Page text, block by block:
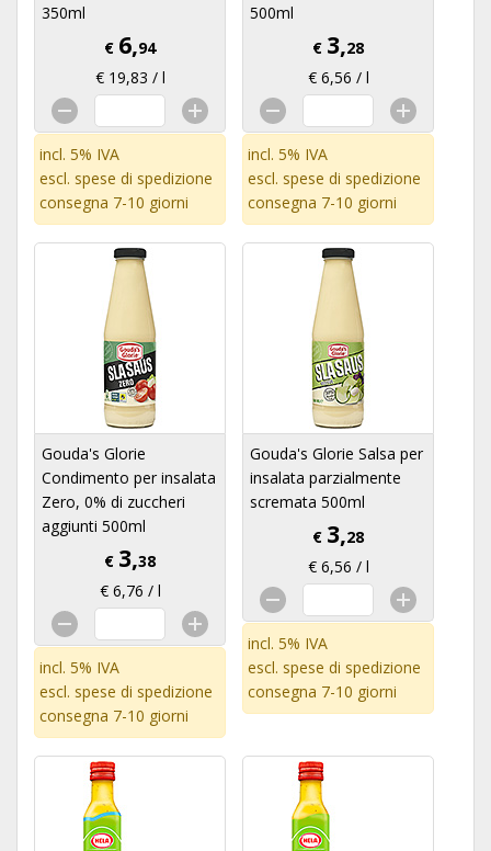
350ml
€ 6,94
€ 19,83 / l
incl. 5% IVA
escl. spese di spedizione
consegna 7-10 giorni
500ml
€ 3,28
€ 6,56 / l
incl. 5% IVA
escl. spese di spedizione
consegna 7-10 giorni
Gouda's Glorie
Condimento per insalata
Zero, 0% di zuccheri
aggiunti 500ml
€ 3,38
€ 6,76 / l
incl. 5% IVA
escl. spese di spedizione
consegna 7-10 giorni
Gouda's Glorie Salsa per
insalata parzialmente
scremata 500ml
€ 3,28
€ 6,56 / l
incl. 5% IVA
escl. spese di spedizione
consegna 7-10 giorni